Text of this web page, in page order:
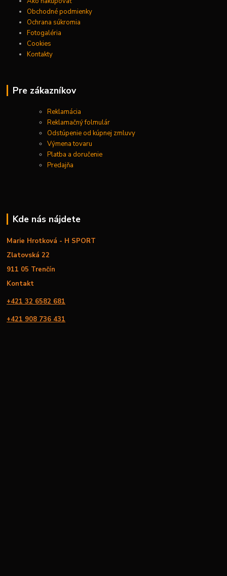
Obchodné podmienky
Ochrana súkromia
Fotogaléria
Cookies
Kontakty
Pre zákazníkov
Reklamácia
Reklamačný folmulár
Odstúpenie od kúpnej zmluvy
Výmena tovaru
Platba a doručenie
Predajňa
Kde nás nájdete
Marie Hrotková - H SPORT
Zlatovská 22
911 05 Trenčín
Kontakt
+421 32 6582 681
+421 908 736 431